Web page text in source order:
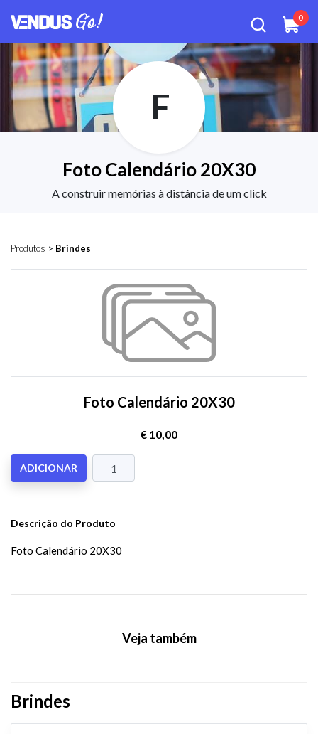
0
F
Foto Calendário 20X30
A construir memórias à distância de um click
Produtos > Brindes
Foto Calendário 20X30
€ 10,00
ADICIONAR
Descrição do Produto
Foto Calendário 20X30
Veja também
Brindes